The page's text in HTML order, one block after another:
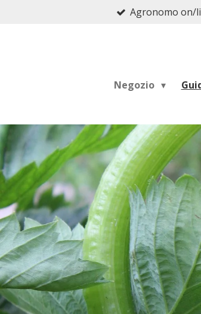
Agronomo on/
Negozio